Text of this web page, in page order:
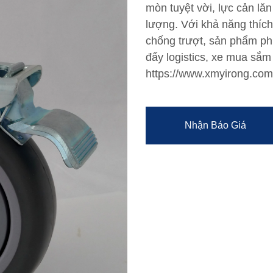
mòn tuyệt vời, lực cản
lượng. Với khả năng
chống trượt, sản phẩm
đẩy logistics, xe mua
https://
Nhận Báo Giá